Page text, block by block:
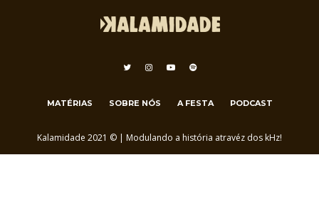
MATÉRIAS SOBRE NÓS A FESTA PODCAST
Kalamidade 2021 © | Modulando a história atravéz dos kHz!